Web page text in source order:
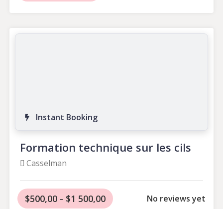
Instant Booking
Formation technique sur les cils
Casselman
$500,00 - $1 500,00 No reviews yet